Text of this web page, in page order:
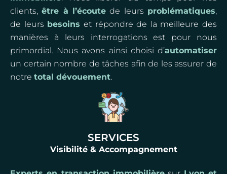
clients,être à l’écoute de leurs problématiques,
de leurs besoins et répondre de la meilleure des
manières à leurs interrogations est pour nous
primordial. Nous avons ainsi choisi d’automatiser
un certain nombre de tâches afin de les assurer de
notre total dévouement.
SERVICES
Visibilité & Accompagnement